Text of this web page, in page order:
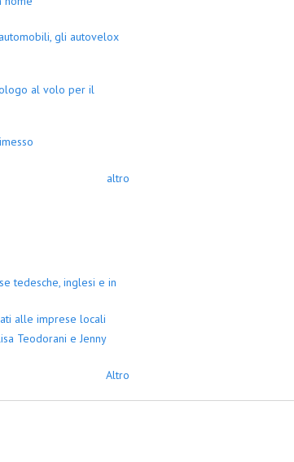
gli autovelox
al volo per il
altro
tedesche, inglesi e in
alle imprese locali
Teodorani e Jenny
Altro